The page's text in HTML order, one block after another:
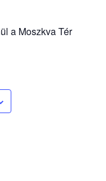
a Moszkva Tér